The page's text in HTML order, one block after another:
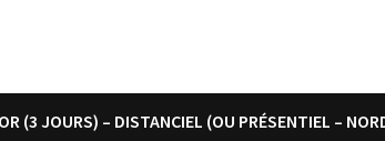
(3 JOURS) – DISTANCIEL (OU PRÉSENTIEL –